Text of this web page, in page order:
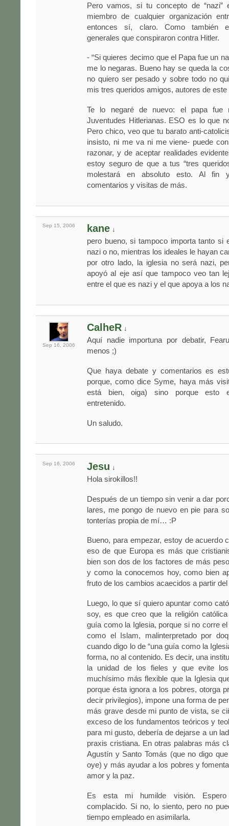
Pero vamos, si tu concepto de “nazi”
miembro de cualquier organización
entonces sí, claro. Como también
generales que conspiraron contra Hitler.
- “Si quieres decimo que el Papa fue un
me lo negaras. Bueno hay se queda la
no quiero ser pesado y sobre todo no
mis tres queridos amigos, autores de este
Te lo negaré de nuevo: el papa fue
Juventudes Hitlerianas. ESO es lo que
Pero chico, veo que tu barato anti-
insisto, ni me va ni me viene- puede
razonar, y de aceptar realidades
estoy seguro de que a tus “tres
molestará en absoluto esto. Al fin
comentarios y visitas de más.
Sep 15, 2006 kane ↓
pero bueno, si tampoco importa tanto si
nazi o no, mientras los ideales le hayan
por otro lado, la iglesia no será nazi,
apoyó al eje así que tampoco veo tan
entre el que es nazi y el que apoya a los
Sep 16, 2006
CalheR ↓
Aquí nadie importuna por debatir,
menos ;)
Que haya debate y comentarios es
porque, como dice Syme, haya más
está bien, oiga) sino porque esto
entretenido.
Un saludo.
Sep 16, 2006 Jesu ↓
Hola sirokillos!!
Después de un tiempo sin venir a dar
lares, me pongo de nuevo en pie para
tonterías propia de mí… :P
Bueno, para empezar, estoy de acuerdo
eso de que Europa es más que
bien son dos de los factores de más
y como la conocemos hoy, como bien
fruto de los cambios acaecidos a partir
Luego, lo que sí quiero apuntar como
soy, es que creo que la religión
guía como la Iglesia, porque si no corre
como el Islam, malinterpretado por
cuando digo lo de “una guía como la
forma, no al contenido. Es decir, una
la unidad de los fieles y que evite
muchísimo más flexible que la Iglesia
porque ésta ignora a los pobres, otorga
decir privilegios), impone una forma de
más grave desde mi punto de vista, se
exceso de los fundamentos teóricos y
para mi gusto, debería de dejarse a un
praxis cristiana. En otras palabras más
Agustín y Santo Tomás (que no digo
oye) y más ayudar a los pobres y
amor y la paz.
Es esta mi humilde visión.
complacido. Si no, lo siento, pero no
tiempo empleado en asimilarla.